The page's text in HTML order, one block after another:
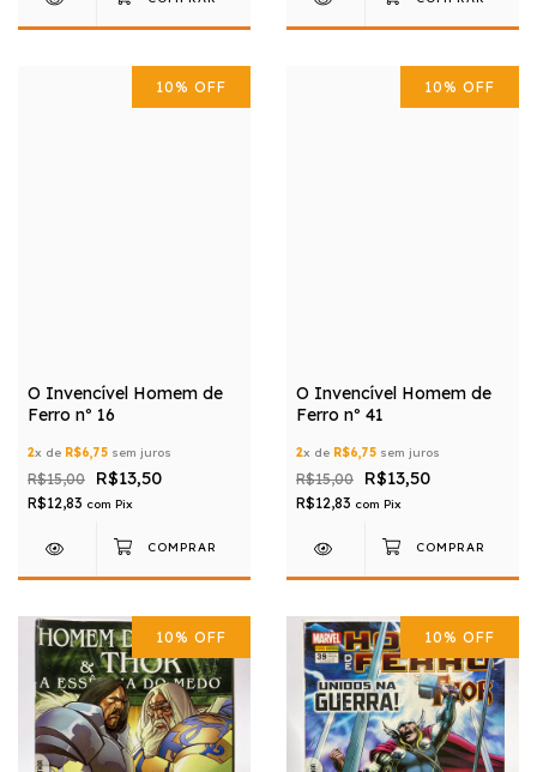
10% OFF
O Invencível Homem de
Ferro nº 16
2x de R$6,75 sem juros
R$15,00 R$13,50
R$12,83 com Pix
10% OFF
O Invencível Homem de
Ferro nº 41
2x de R$6,75 sem juros
R$15,00 R$13,50
R$12,83 com Pix
10% OFF 10% OFF